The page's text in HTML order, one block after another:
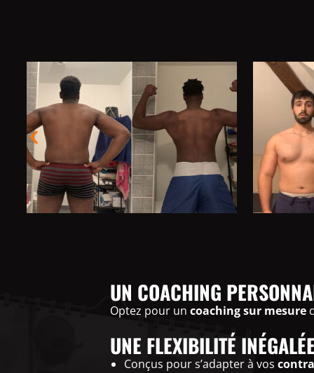
UN COACHING
Optez pour uncoaching sur mesure
UNE FLEXIBILITÉ
Conçus pour s’adapter à vos